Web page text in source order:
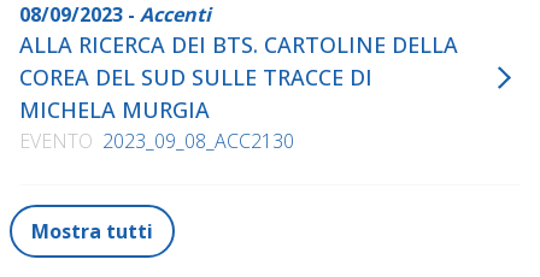
08/09/2023 - Accenti
ALLA RICERCA DEI BTS. CARTOLINE DELLA
COREA DEL SUD SULLE TRACCE DI
MICHELA MURGIA
EVENTO 2023_09_08_ACC2130
Mostra tutti